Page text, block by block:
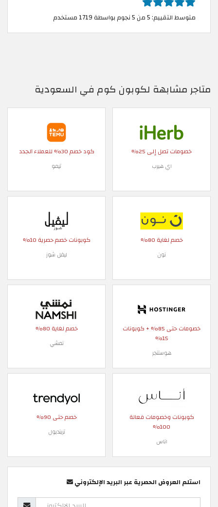
متوسط التقييم: 5 من 5 نجوم بواسطة 1719 مستخدم
متاجر مشابهة لكوبون كوم في السعودية
خصومات تصل إلى 25%
اي هيرب
كود خصم 30% للعملاء الجدد
تيمو
خصم لغاية 80%
نون
كوبونات خصم حصرية 10%
ليفل شوز
خصومات حتى 85% + كوبونات
15%
هوستنجر
خصم لغاية 80%
نمشي
كوبونات وخصومات فعالة
100%
اناس
خصم حتى 90%
ترينديول
استلم العروض الحصرية عبر البريد الإلكتروني